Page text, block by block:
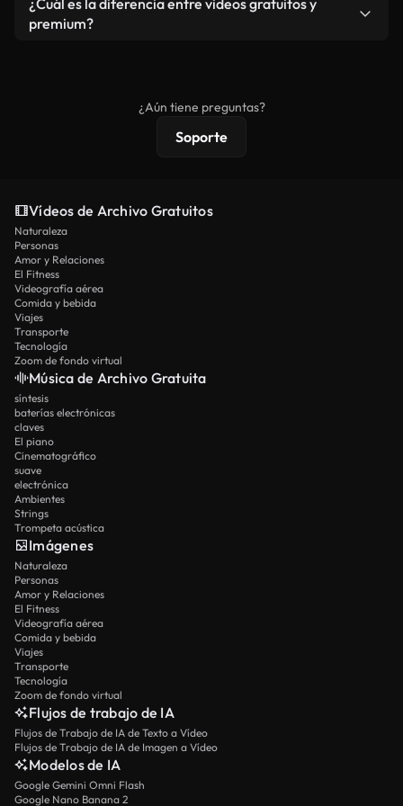
vídeos. Solo asegúrese de que el producto final no
¿Cuál es la diferencia entre videos gratuitos y
premium?
protecciones de licencia extendidas.
¿Aún tiene preguntas?
Soporte
Vídeos de Archivo Gratuitos
Naturaleza
Personas
Amor y Relaciones
El Fitness
Videografía aérea
Comida y bebida
Viajes
Transporte
Tecnología
Zoom de fondo virtual
Música de Archivo Gratuita
síntesis
baterías electrónicas
claves
El piano
Cinematográfico
suave
electrónica
Ambientes
Strings
Trompeta acústica
Imágenes
Naturaleza
Personas
Amor y Relaciones
El Fitness
Videografía aérea
Comida y bebida
Viajes
Transporte
Tecnología
Zoom de fondo virtual
Flujos de trabajo de IA
Flujos de Trabajo de IA de Texto a Vídeo
Flujos de Trabajo de IA de Imagen a Vídeo
Modelos de IA
Google Gemini Omni Flash
Google Nano Banana 2